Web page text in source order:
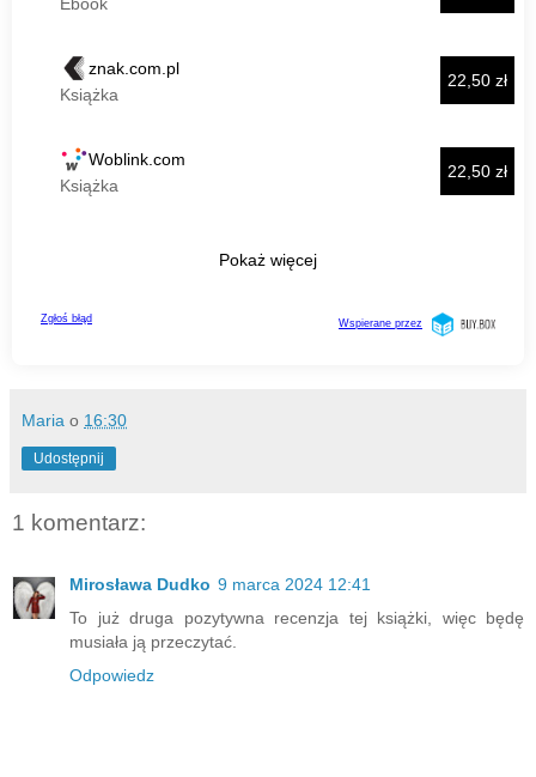
Maria o 16:30
Udostępnij
1 komentarz:
Mirosława Dudko 9 marca 2024 12:41
To już druga pozytywna recenzja tej książki, więc będę
musiała ją przeczytać.
Odpowiedz